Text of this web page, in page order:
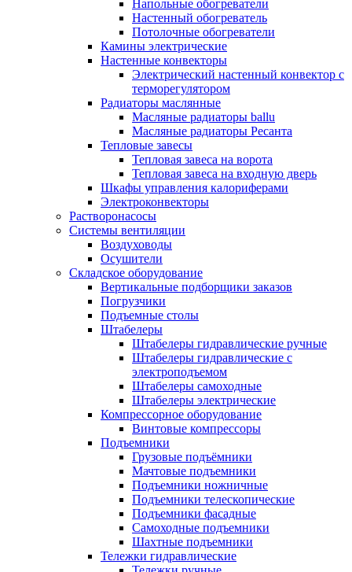
Напольные обогреватели
Настенный обогреватель
Потолочные обогреватели
Камины электрические
Настенные конвекторы
Электрический настенный конвектор с
терморегулятором
Радиаторы маслянные
Масляные радиаторы ballu
Масляные радиаторы Ресанта
Тепловые завесы
Тепловая завеса на ворота
Тепловая завеса на входную дверь
Шкафы управления калориферами
Электроконвекторы
Растворонасосы
Системы вентиляции
Воздуховоды
Осушители
Складское оборудование
Вертикальные подборщики заказов
Погрузчики
Подъемные столы
Штабелеры
Штабелеры гидравлические ручные
Штабелеры гидравлические с
электроподъемом
Штабелеры самоходные
Штабелеры электрические
Компрессорное оборудование
Винтовые компрессоры
Подъемники
Грузовые подъёмники
Мачтовые подъемники
Подъемники ножничные
Подъемники телескопические
Подъемники фасадные
Самоходные подъемники
Шахтные подъемники
Тележки гидравлические